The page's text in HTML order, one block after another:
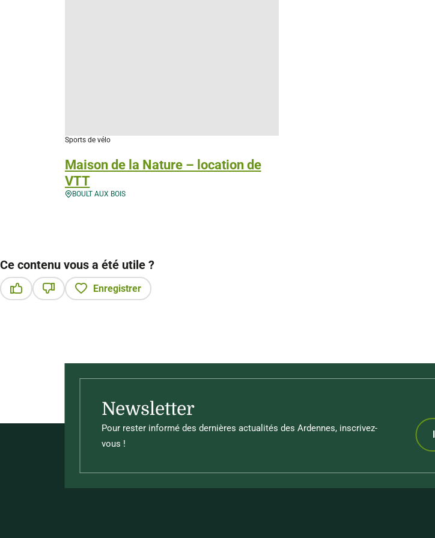
Maison de la Nature – location de
VTT
Sports de vélo
BOULT AUX BOIS
Ce contenu vous a été utile ?
Enregistrer
Newsletter
Pour rester informé des dernières actualités des Ardennes, inscrivez-
vous !